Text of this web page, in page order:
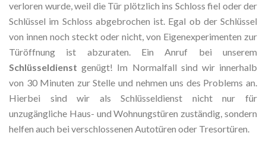
verloren wurde, weil die Tür plötzlich ins Schloss fiel oder der
Schlüssel im Schloss abgebrochen ist. Egal ob der Schlüssel
von innen noch steckt oder nicht, von Eigenexperimenten zur
Türöffnung ist abzuraten. Ein Anruf bei unserem
Schlüsseldienstgenügt! Im Normalfall sind wir innerhalb
von 30 Minuten zur Stelle und nehmen uns des Problems an.
Hierbei sind wir als Schlüsseldienst nicht nur für
unzugängliche Haus- und Wohnungstüren zuständig, sondern
helfen auch bei verschlossenen Autotüren oder Tresortüren.